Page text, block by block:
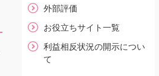
外部評価
お役立ちサイト一覧
利益相反状況の開示につい
て